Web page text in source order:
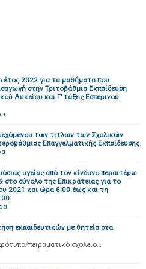
έτος 2022 για τα μαθήματα που
στην Τριτοβάθμια Εκπαίδευση
Λυκείου και Γ’ τάξης Εσπερινού
των τίτλων των Σχολικών
Επαγγελματικής Εκπαίδευσης
υγείας από τον κίνδυνο περαιτέρω
σύνολο της Επικράτειας για το
2021 και ώρα 6:00 έως και τη
εκπαιδευτικών με θητεία στα
πειραματικό σχολείο…